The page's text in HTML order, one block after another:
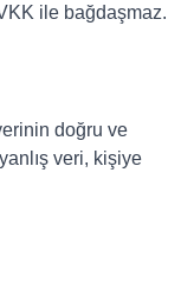
ile bağdaşmaz.
doğru ve
veri, kişiye